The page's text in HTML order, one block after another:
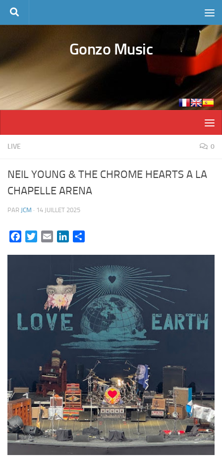
Skip to content
Gonzo Music
LIVE 0
NEIL YOUNG & THE CHROME HEARTS A LA
CHAPELLE ARENA
PAR JCM · 14 JUILLET 2025
FacebookTwitterEmail LinkedIn